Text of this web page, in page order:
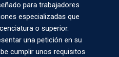
para trabajadores
especializadas que
o superior.
una petición en su
cumplir unos requisitos